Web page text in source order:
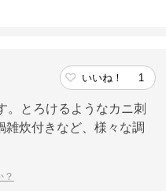
いいね！ 1
。とろけるようなカニ刺
雑炊付きなど、様々な調